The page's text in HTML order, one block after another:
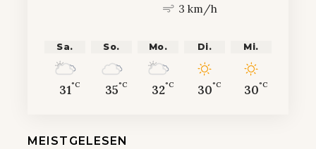
3 km/h
Sa.
31°C
So.
35°C
Mo.
32°C
Di.
30°C
Mi.
30°C
MEISTGELESEN